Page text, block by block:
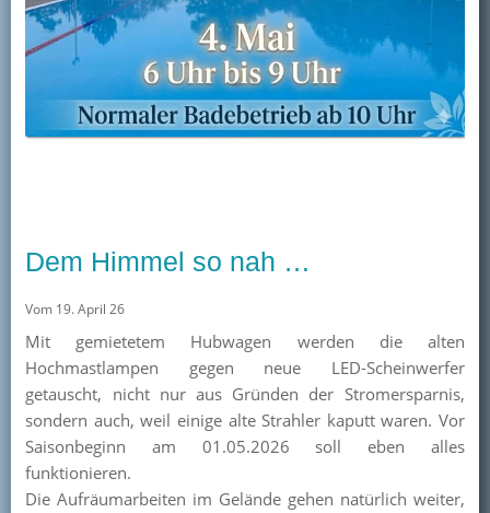
Dem Himmel so nah …
Vom 19. April 26
Mit gemietetem Hubwagen werden die alten
Hochmastlampen gegen neue LED-Scheinwerfer
getauscht, nicht nur aus Gründen der Stromersparnis,
sondern auch, weil einige alte Strahler kaputt waren. Vor
Saisonbeginn am 01.05.2026 soll eben alles
funktionieren.
Die Aufräumarbeiten im Gelände gehen natürlich weiter,